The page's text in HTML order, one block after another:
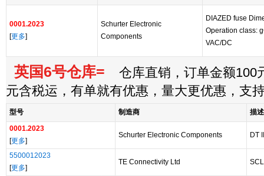
0001.2023
[更多]
Schurter Electronic
Components
DIAZED fuse
Operation class:
VAC/DC
英国6号仓库= 仓库直销，订单金额100
元含税运，有单就有优惠，量大更优惠，支
型号 制造商
描述
0001.2023
[更多]
Schurter Electronic Components DT
5500012023
[更多]
TE Connectivity Ltd